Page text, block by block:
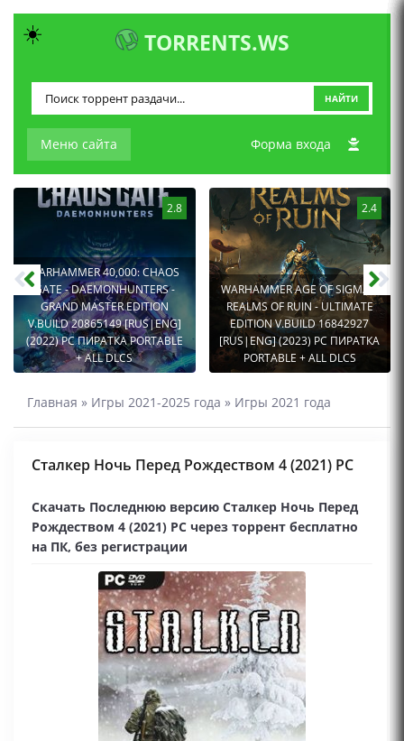
TORRENTS.WS
Меню сайта
НАЙТИ
Форма входа
2.8
WARHAMMER 40,000: CHAOS
GATE - DAEMONHUNTERS -
GRAND MASTER EDITION
V.BUILD 20865149 [RUS|ENG]
(2022) PC ПИРАТКА PORTABLE
+ ALL DLCS
2.4
WARHAMMER AGE OF SIGMAR:
REALMS OF RUIN - ULTIMATE
EDITION V.BUILD 16842927
[RUS|ENG] (2023) PC ПИРАТКА
PORTABLE + ALL DLCS
Главная » Игры 2021-2025 года » Игры 2021 года
Сталкер Ночь Перед Рождеством 4 (2021) PC
Скачать Последнюю версию Сталкер Ночь Перед
Рождеством 4 (2021) PC через торрент бесплатно
на ПК, без регистрации
☀️